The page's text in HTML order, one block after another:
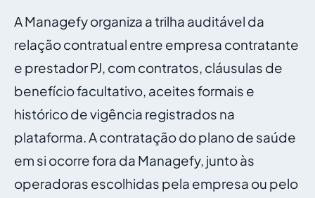
A Managefy organiza a trilha auditável da
relação contratual entre empresa contratante
e prestador PJ, com contratos, cláusulas de
benefício facultativo, aceites formais e
histórico de vigência registrados na
plataforma. A contratação do plano de saúde
em si ocorre fora da Managefy, junto às
operadoras escolhidas pela empresa ou pelo